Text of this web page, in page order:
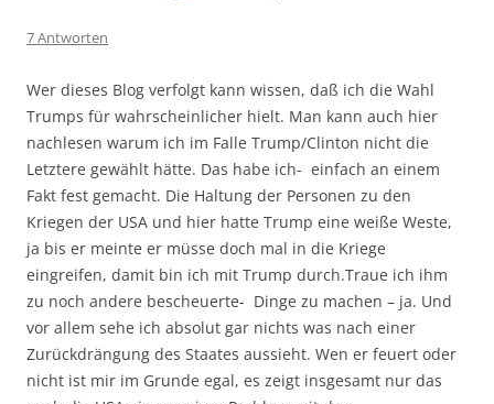
7 Antworten
Wer dieses Blog verfolgt kann wissen, daß ich die Wahl
Trumps für wahrscheinlicher hielt. Man kann auch hier
nachlesen warum ich im Falle Trump/Clinton nicht die
Letztere gewählt hätte. Das habe ich- einfach an einem
Fakt fest gemacht. Die Haltung der Personen zu den
Kriegen der USA und hier hatte Trump eine weiße Weste,
ja bis er meinte er müsse doch mal in die Kriege
eingreifen, damit bin ich mit Trump durch.Traue ich ihm
zu noch andere bescheuerte- Dinge zu machen – ja. Und
vor allem sehe ich absolut gar nichts was nach einer
Zurückdrängung des Staates aussieht. Wen er feuert oder
nicht ist mir im Grunde egal, es zeigt insgesamt nur das